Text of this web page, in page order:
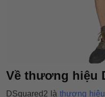
Về thương hiệu
DSquared2 làthương